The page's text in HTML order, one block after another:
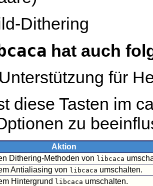
Dithering
hat auch
für
diese Tasten im
zu
Aktion
Dithering-Methoden von libcaca
Antialiasing von libcaca umschalten.
Hintergrund libcaca umschalten.